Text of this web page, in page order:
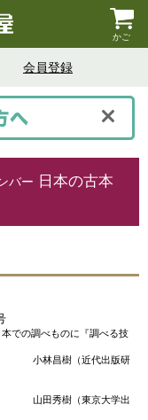
かご
会員登録
バー
日本の古本
での調べものに『調べる技
代出版研
京大学出